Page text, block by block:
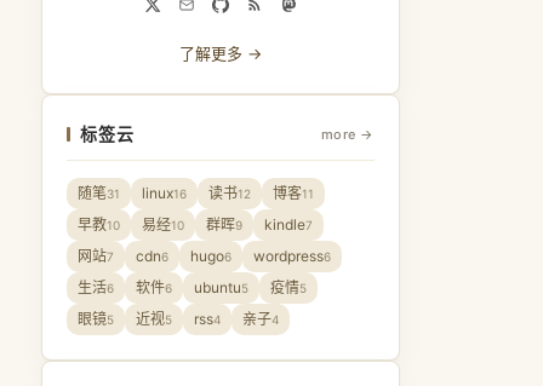
了解更多 →
标签云 more →
随笔31 linux16 读书12 博客11
早教10 易经10 群晖9 kindle7
网站7 cdn6 hugo6 wordpress6
生活6 软件6 ubuntu5 疫情5
眼镜5 近视5 rss4 亲子4